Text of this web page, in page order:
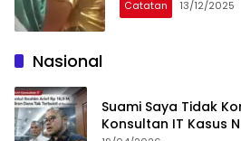
Catatan 13/12/2025
Nasional
Suami Saya Tidak
Konsultan IT Kasus